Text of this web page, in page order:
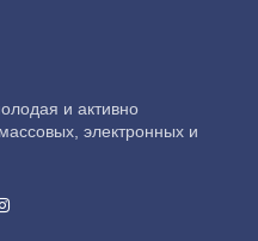
и активно
электронных и